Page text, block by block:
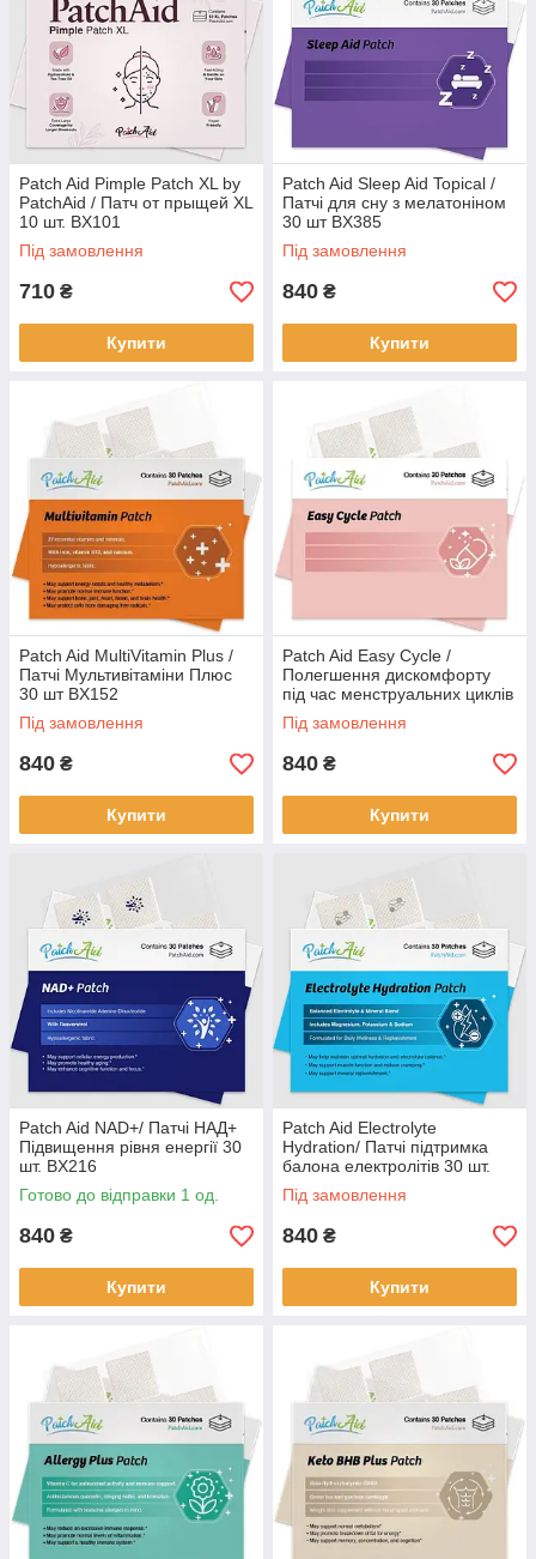
Patch Aid Pimple Patch XL by
PatchAid / Патч от прыщей XL
10 шт. BX101
Під замовлення
710 ₴
Купити
Patch Aid Sleep Aid Topical /
Патчі для сну з мелатоніном
30 шт BX385
Під замовлення
840 ₴
Купити
Patch Aid MultiVitamin Plus /
Патчі Мультивітаміни Плюс
30 шт BX152
Під замовлення
840 ₴
Купити
Patch Aid Easy Cycle /
Полегшення дискомфорту
під час менструальних циклів
30 шт BX655
Під замовлення
840 ₴
Купити
Patch Aid NAD+/ Патчі НАД+
Підвищення рівня енергії 30
шт. BX216
Готово до відправки 1 од.
840 ₴
Купити
Patch Aid Electrolyte
Hydration/ Патчі підтримка
балона електролітів 30 шт.
BX639
Під замовлення
840 ₴
Купити